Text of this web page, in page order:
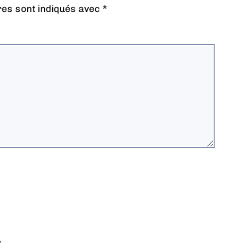
sont indiqués avec *